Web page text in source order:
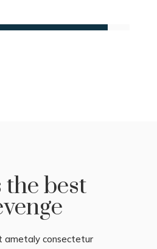
the best
ametaly consectetur